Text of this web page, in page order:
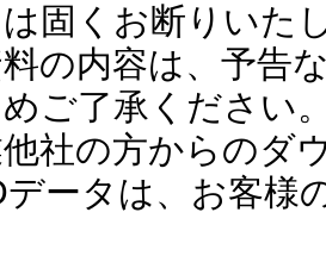
固くお断りいた
の内容は、予告
ご了承ください
社の方からのダ
データは、お客様